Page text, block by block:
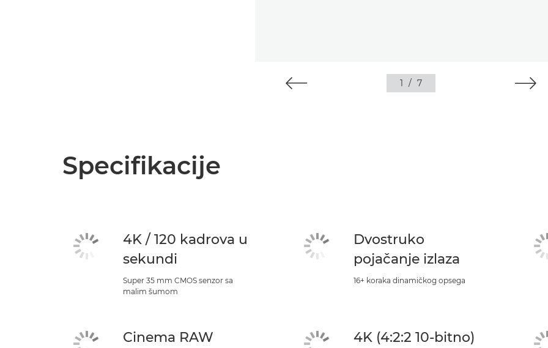
1 / 7
Specifikacije
4K / 120 kadrova u
sekundi
Super 35 mm CMOS senzor sa
malim šumom
Dvostruko
pojačanje izlaza
16+ koraka dinamičkog opsega
Cinema RAW
4K (4:2:2 10-bitno)